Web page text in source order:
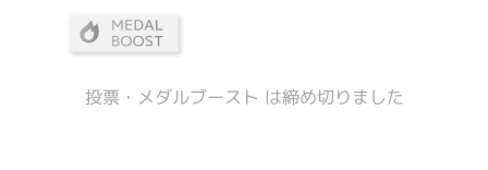
投票・メダルブースト は締め切りました